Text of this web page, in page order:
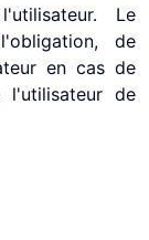
Le
de
en cas de
l'utilisateur de